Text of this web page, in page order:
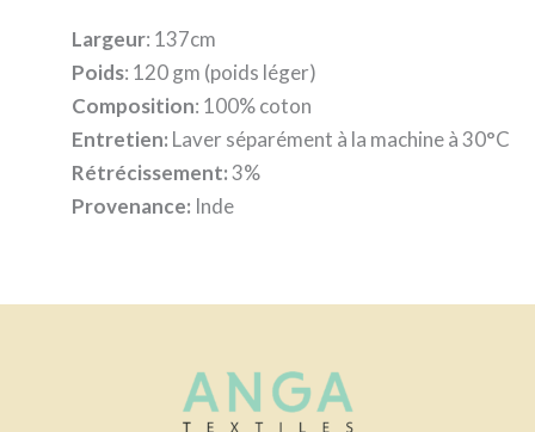
Largeur: 137cm
Poids: 120 gm (poids léger)
Composition: 100% coton
Entretien: Laver séparément à la machine à 30°C
Rétrécissement:3%
Provenance: Inde